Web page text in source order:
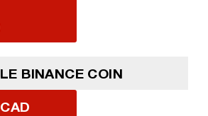
BINANCE COIN